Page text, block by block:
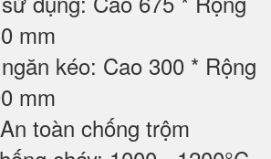
mm
kéo: Cao 300 * Rộng
mm
toàn chống trộm